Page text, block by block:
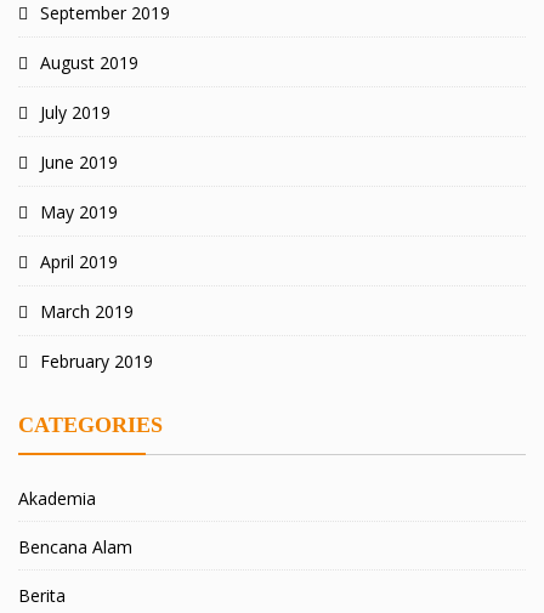
September 2019
August 2019
July 2019
June 2019
May 2019
April 2019
March 2019
February 2019
CATEGORIES
Akademia
Bencana Alam
Berita